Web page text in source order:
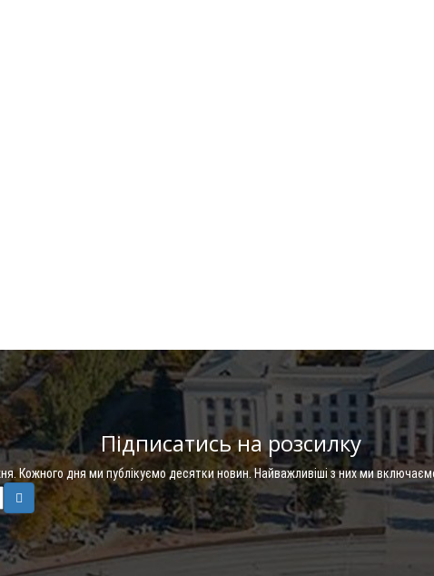
Підписатись на розсилку
Кожного дня ми публікуємо десятки новин. Найважливіші з них ми